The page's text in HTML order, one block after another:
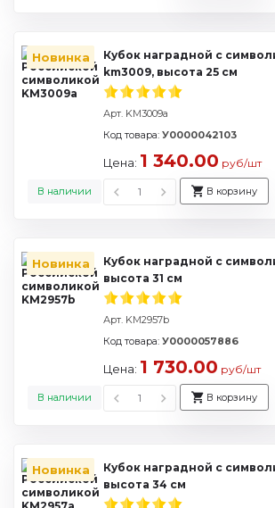
Новинка
Кубок наградной с
km3009, высота 25 см
Арт. KM3009a
В наличии
Код товара: У0000042103
Цена: 1 340.00 руб/шт
В корзину
Новинка
Кубок наградной с
высота 31 см
Арт. KM2957b
В наличии
Код товара: У0000057886
Цена: 1 730.00 руб/шт
В корзину
Новинка
Кубок наградной с
высота 34 см